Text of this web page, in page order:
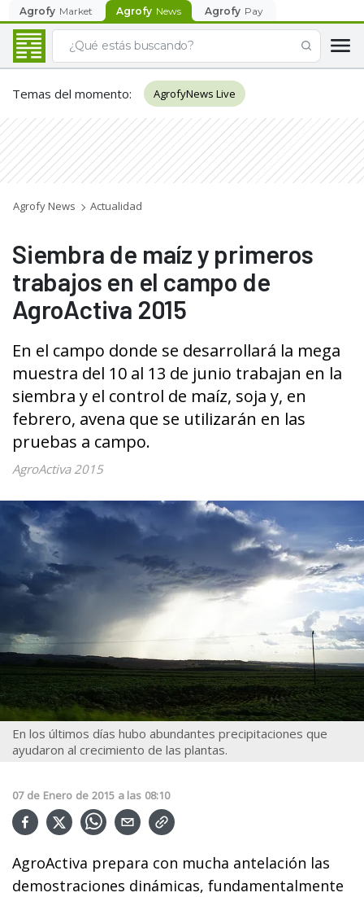
Agrofy Market Agrofy News Agrofy Pay
Temas del momento: AgrofyNews Live
Agrofy News Actualidad
Siembra de maíz y primeros
trabajos en el campo de
AgroActiva 2015
En el campo donde se desarrollará la mega
muestra del 10 al 13 de junio trabajan en la
siembra y el control de maíz, soja y, en
febrero, avena que se utilizarán en las
pruebas a campo.
AgroActiva 2015
En los últimos días hubo abundantes precipitaciones que
ayudaron al crecimiento de las plantas.
07 de Enero de 2015 a las 08:10
AgroActiva prepara con mucha antelación las
demostraciones dinámicas, fundamentalmente